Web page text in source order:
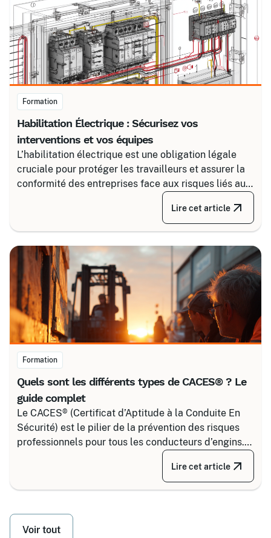
Formation
Habilitation Électrique : Sécurisez vos
interventions et vos équipes
L’habilitation électrique est une obligation légale
cruciale pour protéger les travailleurs et assurer la
conformité des entreprises face aux risques liés au
courant. Certalis vous accompagne avec des
formations sur-mesure, initiales ou de recyclage,
pour maîtriser tous les niveaux de sécurité, du
tension.
Lire cet article
Formation
Quels sont les différents types de CACES® ? Le
guide complet
Le CACES® (Certificat d’Aptitude à la Conduite En
Sécurité) est le pilier de la prévention des risques
professionnels pour tous les conducteurs d’engins.
Depuis la réforme de 2020, il s’articule autour de 8
grandes familles d’équipements, divisées selon
Lire cet article
Voir tout